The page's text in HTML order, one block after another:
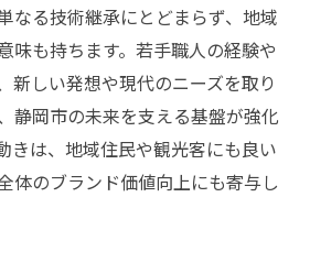
なる技術継承にとどまらず、地域
味も持ちます。若手職人の経験や
新しい発想や現代のニーズを取り
静岡市の未来を支える基盤が強化
きは、地域住民や観光客にも良い
体のブランド価値向上にも寄与し